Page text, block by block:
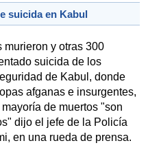
suicida en Kabul
murieron y otras 300
suicida de los
de Kabul, donde
afganas e insurgentes,
de muertos "son
dijo el jefe de la Policía
en una rueda de prensa.